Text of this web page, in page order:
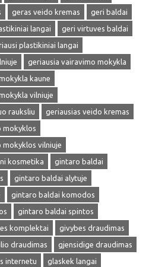
geras veido kremas
geri baldai
langai
geri virtuves baldai
plastikiniai langai
geriausia vairavimo mokykla
kaune
vilniuje
rauksliu
geriausias veido kremas
mokyklos
mokyklos vilniuje
kosmetika
gintaro baldai
gintaro baldai alytuje
gintaro baldai komodos
gintaro baldai spintos
komplektai
givybes draudimas
draudimas
gjensidige draudimas
internetu
glaskek langai